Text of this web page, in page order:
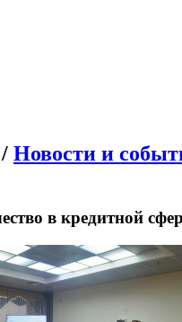
/ Новости и
в кредитной